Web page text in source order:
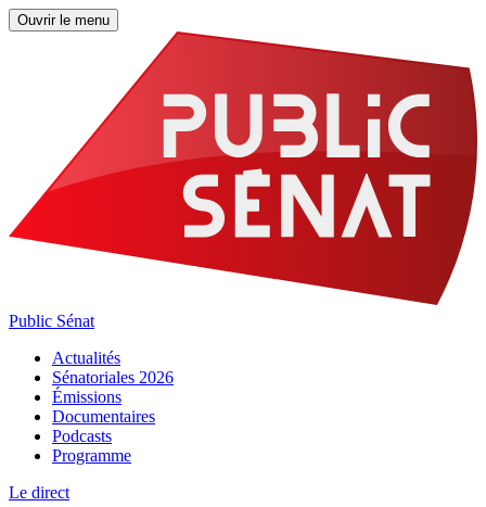
Ouvrir le menu
Public Sénat
Actualités
Sénatoriales 2026
Émissions
Documentaires
Podcasts
Programme
Le direct